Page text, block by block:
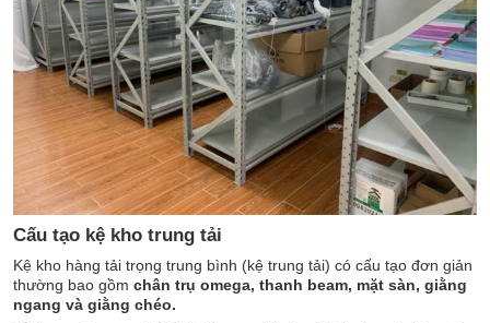
Cấu tạo kệ kho trung tải
Kệ kho hàng tải trọng trung bình (kệ trung tải) có cấu tạo đơn giản
thường bao gồm chân trụ omega, thanh beam, mặt sàn, giằng
ngang và giằng chéo.